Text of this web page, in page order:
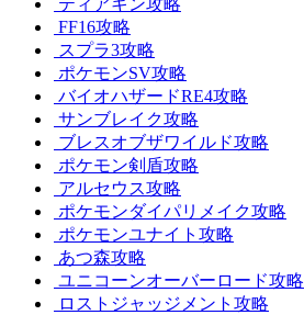
ティアキン攻略
FF16攻略
スプラ3攻略
ポケモンSV攻略
バイオハザードRE4攻略
サンブレイク攻略
ブレスオブザワイルド攻略
ポケモン剣盾攻略
アルセウス攻略
ポケモンダイパリメイク攻略
ポケモンユナイト攻略
あつ森攻略
ユニコーンオーバーロード攻略
ロストジャッジメント攻略